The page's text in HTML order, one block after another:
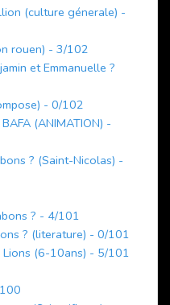
(culture génerale) -
rouen) - 3/102
et Emmanuelle ?
- 0/102
(ANIMATION) -
? (Saint-Nicolas) -
? - 4/101
? (literature) - 0/101
Lions (6-10ans) - 5/101